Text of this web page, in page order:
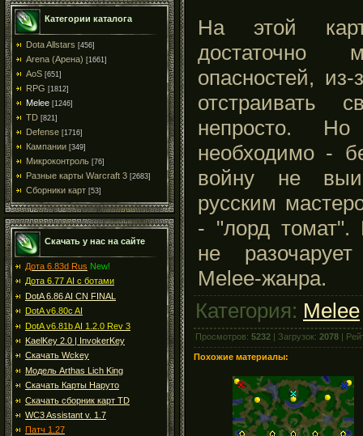
Категории каталога
Dota Allstars [456]
Arena (Арена) [1661]
AoS [651]
RPG [1812]
Melee [1246]
TD [821]
Defense [1716]
Кампании [349]
Микроконтроль [76]
Разные карты Warcraft 3 [2683]
Сборники карт [53]
Скачать у нас на сайте
Дота 6.83d Rus New!
Дота 6.77 AI с ботами
DotA 6.86 AI CN FINAL
DotA v6.80c AI
DotA v6.81b AI 1.2.0 Rev 3
KaelKey 2.0 | InvokerKey
Скачать Wckey
Модель Arthas Lich King
Скачать Карты Наруто
Скачать сборник карт TD
WC3 Assistant v. 1.7
Патч 1.27
На этой
достаточно
опасностей,
отстраивать
непросто.
необходимо -
войну не
русским
- "лорд томат".
не
Melee-жанра.
Категория: Melee
Просмотров: 5232 | Загрузок: 2078 |
Похожие материалы: